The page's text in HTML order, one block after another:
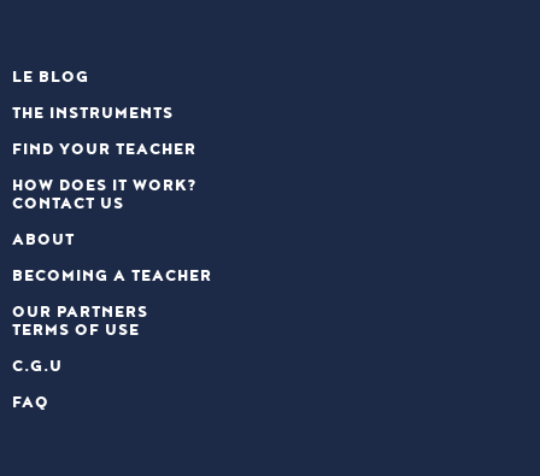
LE BLOG
THE INSTRUMENTS
FIND YOUR TEACHER
HOW DOES IT WORK?
CONTACT US
ABOUT
BECOMING A TEACHER
OUR PARTNERS
TERMS OF USE
C.G.U
FAQ